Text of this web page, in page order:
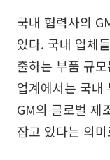
국내 협력사의
있다. 국내 업체
출하는 부품 규
업계에서는 국내
GM의 글로벌 제
잡고 있다는 의